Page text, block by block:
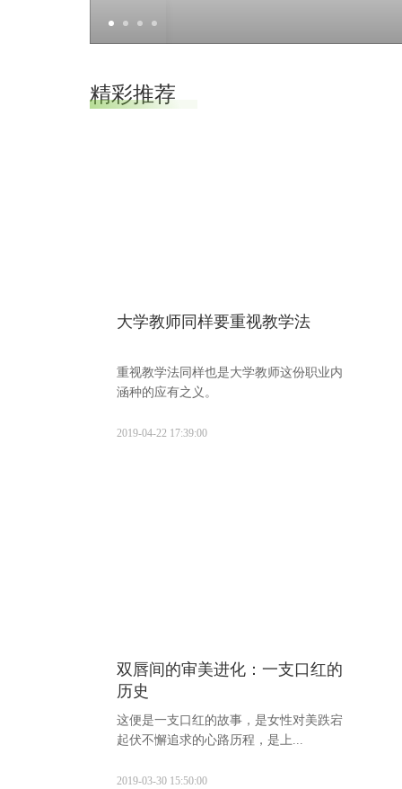
精彩推荐
大学教师同样要重视教学法
重视教学法同样也是大学教师这份职业内
涵种的应有之义。
2019-04-22 17:39:00
双唇间的审美进化：一支口红的
历史
这便是一支口红的故事，是女性对美跌宕
起伏不懈追求的心路历程，是上...
2019-03-30 15:50:00